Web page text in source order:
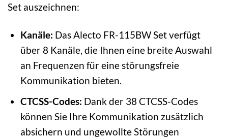
Set auszeichnen:
Kanäle: Das Alecto FR-115BW Set verfügt
über 8 Kanäle, die Ihnen eine breite Auswahl
an Frequenzen für eine störungsfreie
Kommunikation bieten.
CTCSS-Codes: Dank der 38 CTCSS-Codes
können Sie Ihre Kommunikation zusätzlich
absichern und ungewollte Störungen